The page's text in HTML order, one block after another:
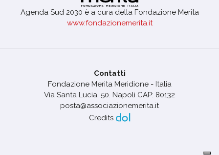
Agenda Sud 2030 è a cura della Fondazione Merita
www.fondazionemerita.it
Contatti
Fondazione Merita Meridione - Italia
Via Santa Lucia, 50. Napoli CAP: 80132
posta@associazionemerita.it
Credits